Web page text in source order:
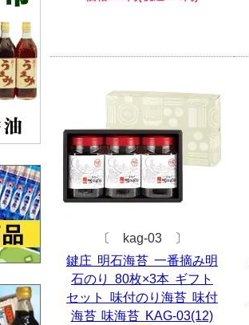
〔 kag-03 〕
鍵庄 明石海苔 一番摘み明
石のり 80枚×3本 ギフト
セット 味付のり海苔 味付
海苔 味海苔 KAG-03(12)